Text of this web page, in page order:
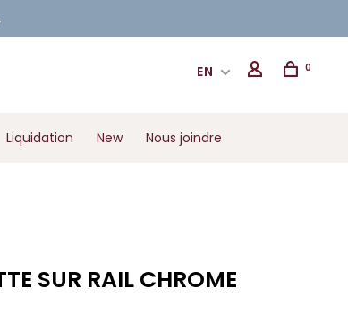
EN 0
Liquidation New Nous joindre
SUR RAIL CHROME